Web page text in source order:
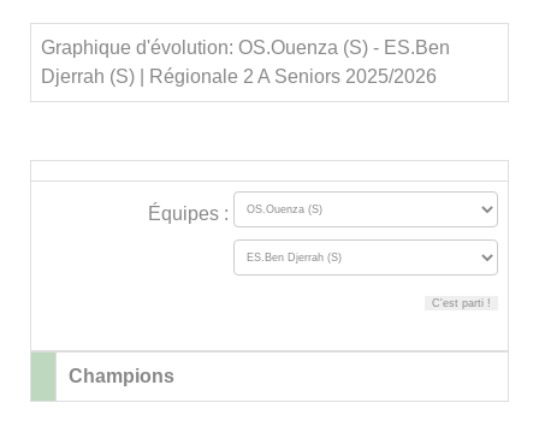
Graphique d'évolution: OS.Ouenza (S) - ES.Ben
Djerrah (S) | Régionale 2 A Seniors 2025/2026
Équipes :
Champions